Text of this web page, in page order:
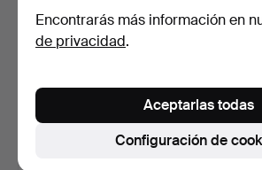
VIAJERO Y
BINOCULARES. 4 partes,
segunda m…
Subastado 23 nov 2022
Schatz
5 pujas
Encontrarás más información en
de privacidad.
Configuración de
Aceptarlas todas